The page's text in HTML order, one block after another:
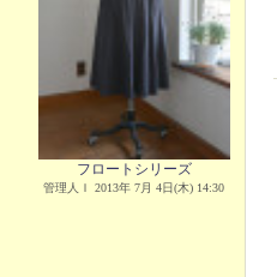
フロートシリーズ
管理人Ｉ 2013年 7月 4日(木) 14:30